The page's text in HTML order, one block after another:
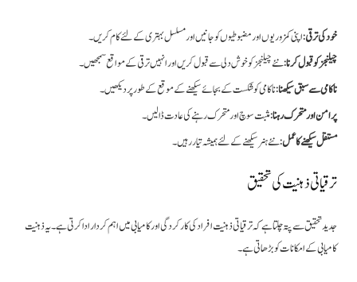
خود کی ترقی: اپنی کمزوریوں اور مضبوطیوں کو جانیں اور مسلسل بہتری کے لئے کام کریں۔
چیلنجز کو قبول کرنا: نئے چیلنجز کو خوش دلی سے قبول کریں اور انہیں ترقی کے مواقع سمجھیں۔
ناکامی سے سبق سیکھنا: ناکامی کو شکست کے بجائے سیکھنے کے موقع کے طور پر دیکھیں۔
پرامن اور متحرک رہنا: مثبت سوچ اور متحرک رہنے کی عادت ڈالیں۔
مستقل سیکھنے کا عمل: نئے ہنر سیکھنے کے لئے ہمیشہ تیار رہیں۔
ترقیاتی ذہنیت کی تحقیق
جدید تحقیق سے پتہ چلتا ہے کہ ترقیاتی ذہنیت افراد کی کارکردگی اور کامیابی میں اہم کردار ادا کرتی ہے۔ یہ ذہنیت
کامیابی کے امکانات کو بڑھاتی ہے۔